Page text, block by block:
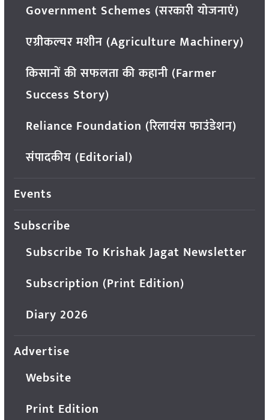
Government Schemes (सरकारी योजनाएं)
एग्रीकल्चर मशीन (Agriculture Machinery)
किसानों की सफलता की कहानी (Farmer
Success Story)
Reliance Foundation (रिलायंस फाउंडेशन)
संपादकीय (Editorial)
Events
Subscribe
Subscribe To Krishak Jagat Newsletter
Subscription (Print Edition)
Diary 2026
Advertise
Website
Print Edition